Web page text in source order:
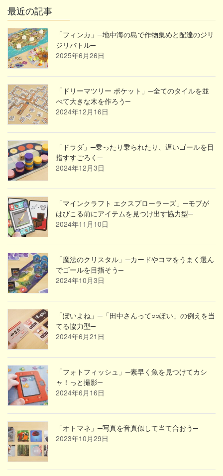
最近の記事
「フィンカ」─地中海の島で作物集めと配達のジリ
ジリバトル─
2025年6月26日
「ドリーマツリー ポケット」─全てのタイルを並
べて大きな木を作ろう─
2024年12月16日
「ドラダ」─乗ったり乗られたり、遅いゴールを目
指すすごろく─
2024年12月3日
「マインクラフト エクスプローラーズ」─モブが
はびこる前にアイテムを見つけ出す協力型─
2024年11月10日
「魔法のクリスタル」─カードやコマをうまく選ん
でゴールを目指そう─
2024年10月3日
「ぽいよね」─「田中さんって○○ぽい」の例えを当
てる協力型─
2024年6月21日
「フォトフィッシュ」─素早く魚を見つけてカシ
ャ！っと撮影─
2024年6月16日
「オトマネ」─写真を音真似して当て合おう─
2023年10月29日